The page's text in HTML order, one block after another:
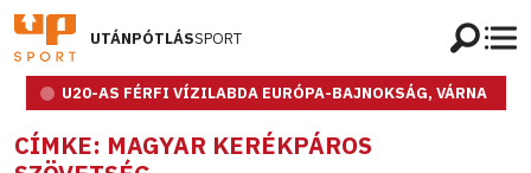
UTÁNPÓTLÁSSPORT
U20-AS FÉRFI VÍZILABDA EURÓPA-BAJNOKSÁG, VÁRNA
CÍMKE: MAGYAR KERÉKPÁROS